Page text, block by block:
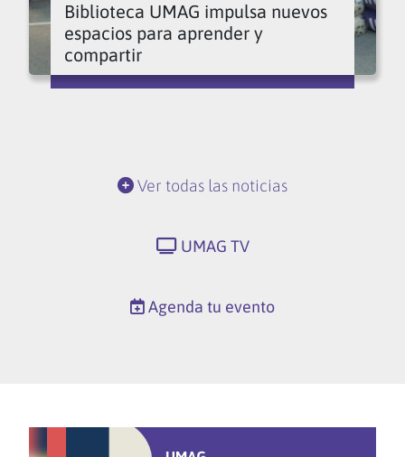
Biblioteca UMAG impulsa nuevos
espacios para aprender y
compartir
Ver todas las noticias
UMAG TV
Agenda tu evento